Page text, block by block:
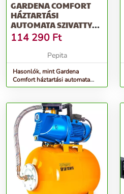
GARDENA COMFORT
HÁZTARTÁSI
AUTOMATA SZIVATTYÚ
4000/5E
114 290 Ft
Pepita
Hasonlók, mint Gardena
Comfort háztartási automata
szivattyú 4000/5E